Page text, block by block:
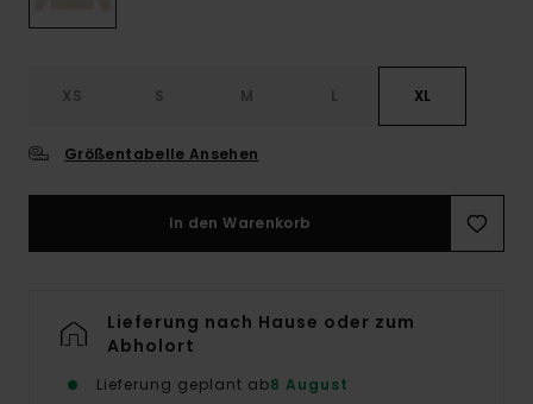
XS S M L XL
Größentabelle Ansehen
In den Warenkorb
Lieferung nach Hause oder zum
Abholort
Lieferung geplant ab8 August